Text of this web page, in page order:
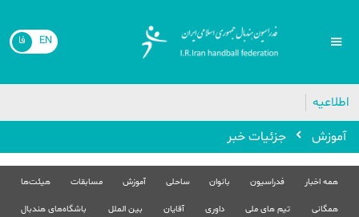
EN فا
اطلاعیه
🔴
آموزش
جزئیات خبر
همه اخبار فدراسیون بانوان ساحلی آموزش مسابقات هیئت‌ها
همگانی تیم های ملی داوری آقایان بین الملل باشگاه‌های هندبال